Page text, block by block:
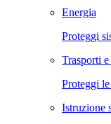
Energia
Proteggi
Trasporti
Proteggi
Istruzione